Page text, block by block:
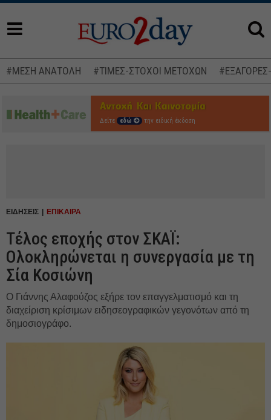
#ΜΕΣΗ ΑΝΑΤΟΛΗ #ΤΙΜΕΣ-ΣΤΟΧΟΙ ΜΕΤΟΧΩΝ
Δείτε εδώ την ειδική έκδοση
ΕΙΔΗΣΕΙΣ ΕΠΙΚΑΙΡΑ
Τέλος εποχής στον ΣΚΑΪ:
Ολοκληρώνεται η συνεργασία με τη
Σία Κοσιώνη
Ο Γιάννης Αλαφούζος εξήρε τον επαγγελματισμό και τη
διαχείριση κρίσιμων ειδησεογραφικών γεγονότων από τη
δημοσιογράφο.